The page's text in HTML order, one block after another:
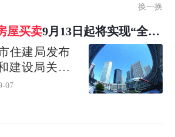
换一换
屋买卖9月13日起将实现“全程
住建局发布
建设局关于
理业务调整
07